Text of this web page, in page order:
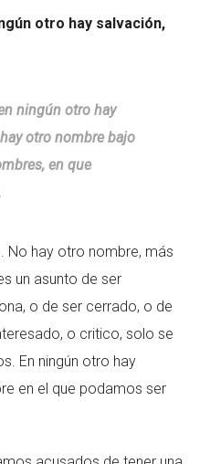
otro hay salvación,
ningún otro hay
otro nombre bajo
en que
No hay otro nombre, más
un asunto de ser
o de ser cerrado, o de
o critico, solo se
En ningún otro hay
en el que podamos ser